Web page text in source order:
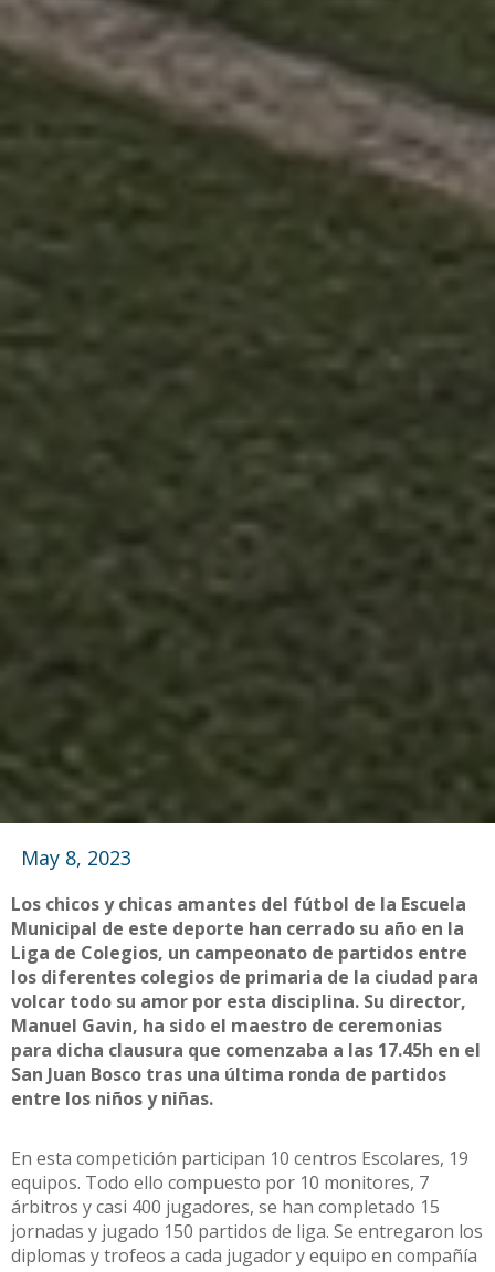
May 8, 2023
Los chicos y chicas amantes del fútbol de la Escuela
Municipal de este deporte han cerrado su año en la
Liga de Colegios, un campeonato de partidos entre
los diferentes colegios de primaria de la ciudad para
volcar todo su amor por esta disciplina. Su director,
Manuel Gavin, ha sido el maestro de ceremonias
para dicha clausura que comenzaba a las 17.45h en el
San Juan Bosco tras una última ronda de partidos
entre los niños y niñas.
En esta competición participan 10 centros Escolares, 19
equipos. Todo ello compuesto por 10 monitores, 7
árbitros y casi 400 jugadores, se han completado 15
jornadas y jugado 150 partidos de liga. Se entregaron los
diplomas y trofeos a cada jugador y equipo en compañía